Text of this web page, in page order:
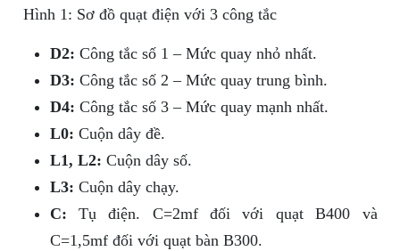
Hình 1: Sơ đồ quạt điện với 3 công tắc
D2: Công tắc số 1 – Mức quay nhỏ nhất.
D3: Công tắc số 2 – Mức quay trung bình.
D4: Công tắc số 3 – Mức quay mạnh nhất.
L0: Cuộn dây đề.
L1, L2: Cuộn dây số.
L3: Cuộn dây chạy.
C: Tụ điện. C=2mf đối với quạt B400 và
C=1,5mf đối với quạt bàn B300.